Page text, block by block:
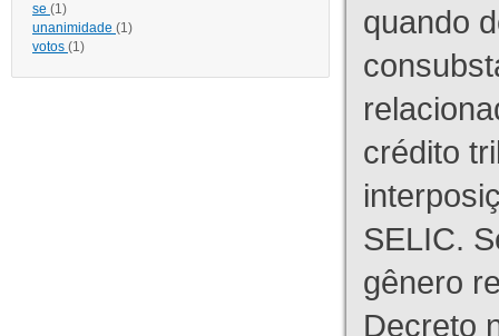
se (1)
unanimidade (1)
votos (1)
quando
crédito
SELIC.
gênero
Decreto